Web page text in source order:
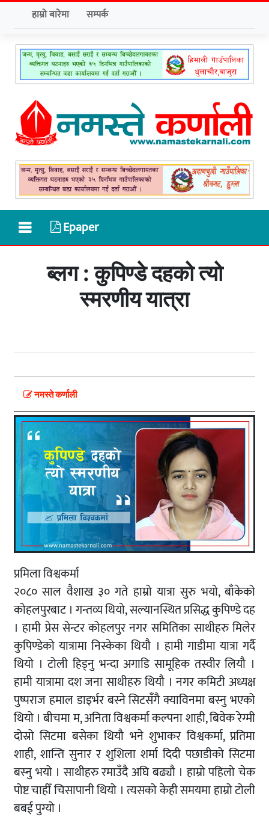
हाम्रो बारेमा सम्पर्क
Epaper
ब्लग : कुपिण्डे दहको त्यो
स्मरणीय यात्रा
नमस्ते कर्णाली
प्रमिला विश्वकर्मा
२०८० साल वैशाख ३० गते हाम्रो यात्रा सुरु भयो, बाँकेको
कोहलपुरबाट । गन्तव्य थियो, सल्यानस्थित प्रसिद्ध कुपिण्डे दह
। हामी प्रेस सेन्टर कोहलपुर नगर समितिका साथीहरु मिलेर
कुपिण्डेको यात्रामा निस्केका थियौ । हामी गाडीमा यात्रा गर्दै
थियो । टोली हिड्नु भन्दा अगाडि सामूहिक तस्वीर लियौ ।
हामी यात्रामा दश जना साथीहरु थियौ । नगर कमिटी अध्यक्ष
पुष्पराज हमाल डाइर्भर बस्ने सिटसँगै क्याविनमा बस्नु भएको
थियो । बीचमा म, अनिता विश्वकर्मा कल्पना शाही, बिवेक रेग्मी
दोस्रो सिटमा बसेका थियौ भने शुभाकर विश्वकर्मा, प्रतिमा
शाही, शान्ति सुनार र शुशिला शर्मा दिदी पछाडीको सिटमा
बस्नु भयो । साथीहरु रमाउँदै अघि बढ्यौ । हाम्रो पहिलो चेक
पोष्ट चाहीँ चिसापानी थियो । त्यसको केही समयमा हाम्रो टोली
बबई पुग्यो ।